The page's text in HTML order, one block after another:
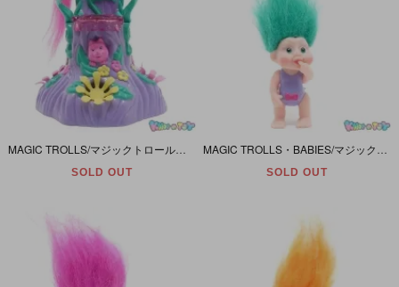
MAGIC TROLLS/マジックトロール・ベイビープレイフレンズ・Applauseアプローズ「ENCHANTED FOREST HIGH CHAIR/エンチャンテッドフォレストハイチェア」1992年
SOLD OUT SOLD OUT